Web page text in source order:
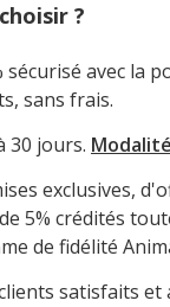
?
sécurisé avec la
sans frais.
30 jours.
exclusives,
5% crédités
de fidélité
satisfaits et